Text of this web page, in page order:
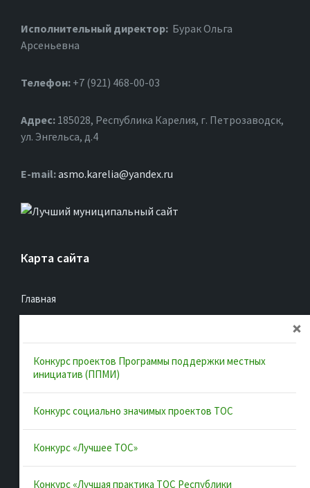
Исполнительный директор: Бурак Ольга
Арсеньевна
Телефон: +7 (921) 468-00-03
Адрес: 185028, Республика Карелия, г. Петрозаводск,
ул. Энгельса, д.4
Е-mail:asmo.karelia@yandex.ru
Карта сайта
Главная
Документы
Муниципальные образования
Конкурсы и лучшие практики
Контакты
Полезные ссылки
Конкурс проектов Программы поддержки местных
инициатив (ППМИ)
Конкурс социально значимых проектов ТОС
Конкурс «Лучшее ТОС»
Конкурс «Лучшая практика ТОС Республики